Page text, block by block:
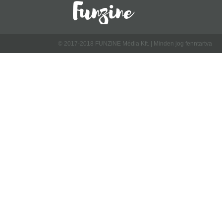
© 2017-2018 FUNZINE Média Kft. | Minden jog fenntartva